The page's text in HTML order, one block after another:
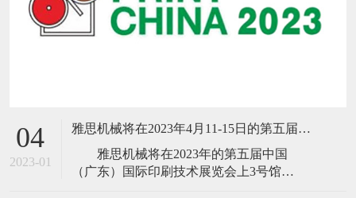
04
2023-01
雅思机械将在2023年4月11-15日的第五届中国(广东)国际印刷技术展览会
雅思机械将在2023年的第五届中国
（广东）国际印刷技术展览会上3号馆